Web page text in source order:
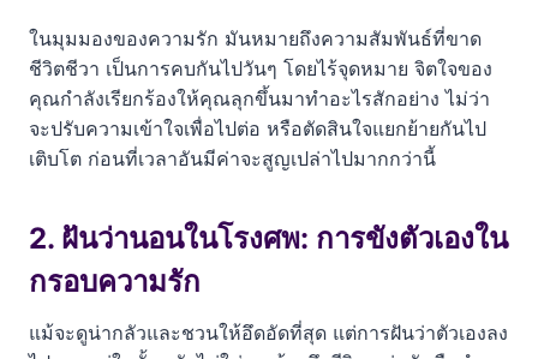
ในมุมมองของความรัก มันหมายถึงความสัมพันธ์ที่ขาด
ชีวิตชีวา เป็นการคบกันไปวันๆ โดยไร้จุดหมาย จิตใจของ
คุณกำลังเรียกร้องให้คุณลุกขึ้นมาทำอะไรสักอย่าง ไม่ว่า
จะปรับความเข้าใจเพื่อไปต่อ หรือตัดสินใจแยกย้ายกันไป
เติบโต ก่อนที่เวลาอันมีค่าจะสูญเปล่าไปมากกว่านี้
2. ฝันว่านอนในโรงศพ: การขังตัวเองใน
กรอบความรัก
แม้จะดูน่ากลัวและชวนให้อึดอัดที่สุด แต่การฝันว่าตัวเองลง